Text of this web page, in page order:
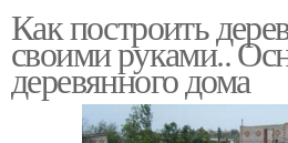
Как построить
своими руками..
деревянного дома